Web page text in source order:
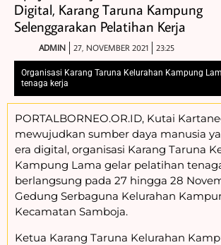
Digital, Karang Taruna Kampung
Selenggarakan Pelatihan Kerja
ADMIN 27, NOVEMBER 2021 23:25
Organisasi Karang Taruna Kelurahan Kampung
tenaga kerja
PORTALBORNEO.OR.ID, Kutai
mewujudkan sumber daya manusia
era digital, organisasi Karang Taruna
Kampung Lama gelar pelatihan
berlangsung pada 27 hingga 28
Gedung Serbaguna Kelurahan
Kecamatan Samboja.
Ketua Karang Taruna Kelurahan